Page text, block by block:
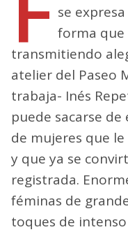
se
forma que
transmitiendo
atelier del Paseo
trabaja- Inés
puede sacarse de
de mujeres que
y que ya se
registrada.
féminas de
toques de